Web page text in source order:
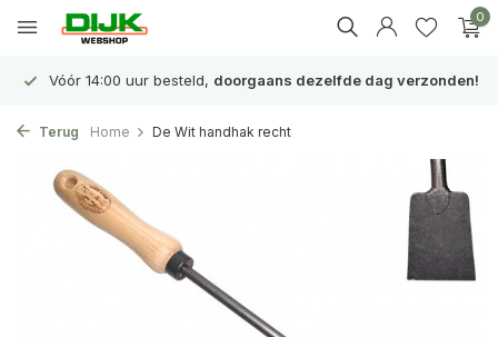
0
Vóór 14:00 uur besteld, doorgaans dezelfde dag verzonden!
Terug Home De Wit handhak recht